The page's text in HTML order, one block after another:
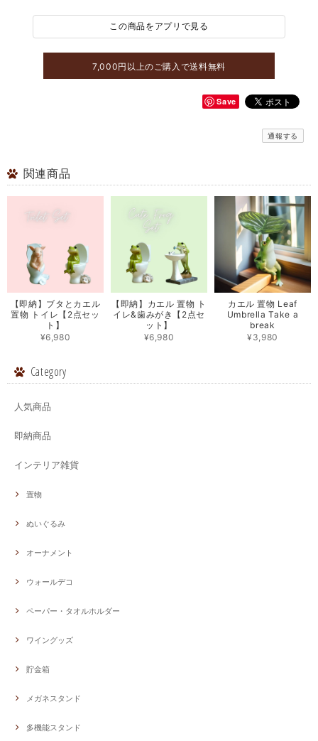
この商品をアプリで見る
7,000円以上のご購入で送料無料
Save
通報する
関連商品
【即納】ブタとカエル
置物 トイレ【2点セッ
ト】
¥6,980
【即納】カエル 置物 ト
イレ&歯みがき【2点セ
ット】
¥6,980
カエル 置物 Leaf
Umbrella Take a
break
¥3,980
Category
人気商品
即納商品
インテリア雑貨
置物
ぬいぐるみ
オーナメント
ウォールデコ
ペーパー・タオルホルダー
ワイングッズ
貯金箱
メガネスタンド
多機能スタンド